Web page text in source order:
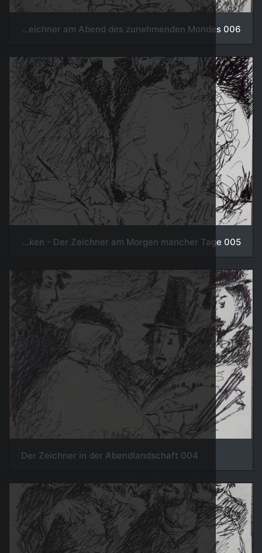
006 Der Zeichner am Abend des zunehmenden Mondes
005 Leute im Nacken - Der Zeichner am Morgen mancher Tage